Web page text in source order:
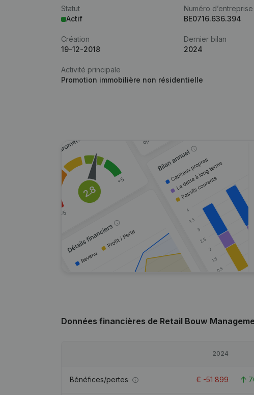
Statut
Actif
Numéro d’entreprise
BE0716.636.394
Création
19-12-2018
Dernier bilan
2024
Activité principale
Promotion immobilière non résidentielle
Données financières de Retail Bouw
2024
Bénéfices/pertes € -51 899